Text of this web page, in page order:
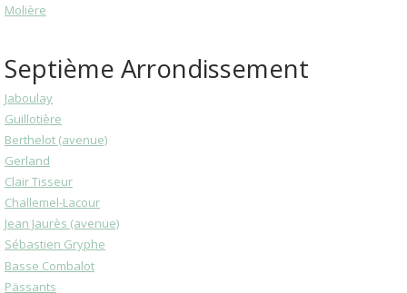
Molière
Septième Arrondissement
Jaboulay
Guillotière
Berthelot (avenue)
Gerland
Clair Tisseur
Challemel-Lacour
Jean Jaurès (avenue)
Sébastien Gryphe
Basse Combalot
Pässants